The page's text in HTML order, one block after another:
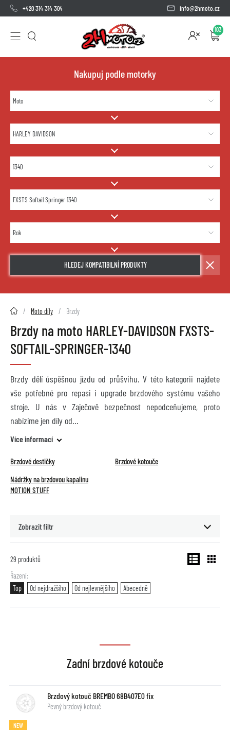
+420 314 314 304 info@2hmoto.cz
103
Nakupuj podle motorky
HLEDEJ KOMPATIBILNÍ PRODUKTY
2HMOTO.cz Moto díly Brzdy
Brzdy na moto HARLEY-DAVIDSON FXSTS-
SOFTAIL-SPRINGER-1340
Brzdy dělí úspěšnou jízdu od průšvihu. V této kategorii najdete
vše potřebné pro repasi i upgrade brzdového systému vašeho
stroje. U nás v Zaječově bezpečnost nepodceňujeme, proto
nabízíme jen díly od
Více informací
Brzdové destičky
Brzdové kotouče
Nádržky na brzdovou kapalinu
MOTION STUFF
Zobrazit filtr
29 produktů
Řazení
Top
Od nejdražšího Od nejlevnějšího Abecedně
Zadní brzdové kotouče
Brzdový kotouč BREMBO 68B407E0 fix
Pevný brzdový kotouč
NEW